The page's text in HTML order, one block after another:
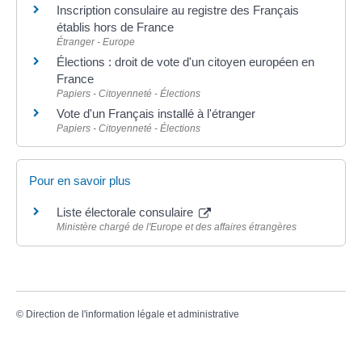
Inscription consulaire au registre des Français
établis hors de France
Étranger - Europe
Élections : droit de vote d'un citoyen européen en
France
Papiers - Citoyenneté - Élections
Vote d'un Français installé à l'étranger
Papiers - Citoyenneté - Élections
Pour en savoir plus
Liste électorale consulaire
Ministère chargé de l'Europe et des affaires étrangères
© Direction de l'information légale et administrative